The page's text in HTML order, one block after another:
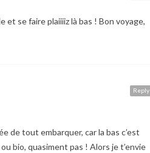
et se faire plaiiiiz là bas ! Bon voyage,
Reply
de tout embarquer, car la bas c’est
bio, quasiment pas ! Alors je t’envie